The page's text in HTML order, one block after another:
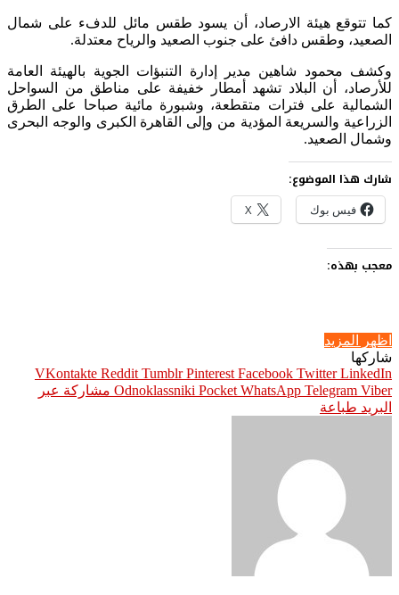
كما تتوقع هيئة الارصاد، أن يسود طقس مائل للدفء على شمال
الصعيد، وطقس دافئ على جنوب الصعيد والرياح معتدلة.
وكشف محمود شاهين مدير إدارة التنبؤات الجوية بالهيئة العامة
للأرصاد، أن البلاد تشهد أمطار خفيفة على مناطق من السواحل
الشمالية على فترات متقطعة، وشبورة مائية صباحا على الطرق
الزراعية والسريعة المؤدية من وإلى القاهرة الكبرى والوجه البحرى
وشمال الصعيد.
شارك هذا الموضوع:
فيس بوك X
معجب بهذه:
اظهر المزيد
شاركها
Facebook Twitter LinkedIn
Pinterest
Odnoklassniki Pocket WhatsApp Telegram Viber
مشاركة عبر
البريد طباعة